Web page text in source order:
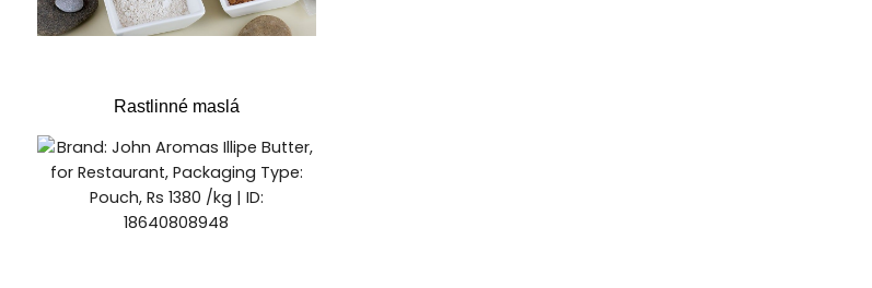
Rastlinné maslá